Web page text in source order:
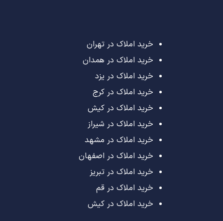
خرید املاک در تهران
خرید املاک در همدان
خرید املاک در یزد
خرید املاک در کرج
خرید املاک در کیش
خرید املاک در شیراز
خرید املاک در مشهد
خرید املاک در اصفهان
خرید املاک در تبریز
خرید املاک در قم
خرید املاک در کیش